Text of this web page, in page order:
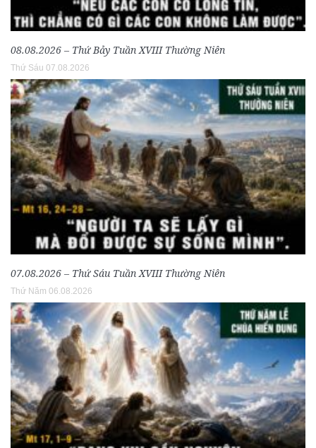
08.08.2026 – Thứ Bảy Tuần XVIII Thường Niên
Thứ Sáu 07.08.2026
07.08.2026 – Thứ Sáu Tuần XVIII Thường Niên
Thứ Năm 06.08.2026